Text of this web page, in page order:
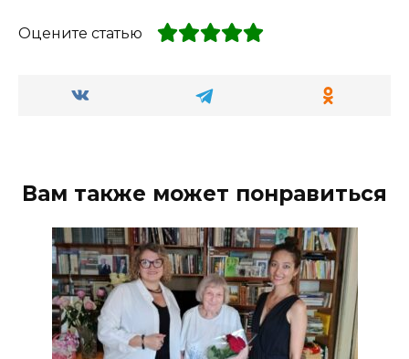
Оцените статью
Вам также может понравиться